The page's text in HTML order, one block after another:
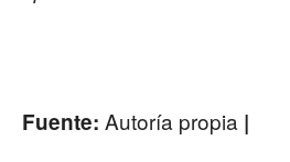
Fuente: Autoría propia |